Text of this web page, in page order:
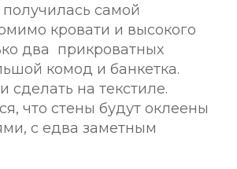
самой
кровати и высокого
два прикроватных
комод и банкетка.
сделать на текстиле.
что стены будут оклеены
с едва заметным